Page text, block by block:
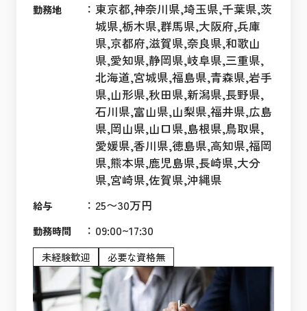
勤務地 ： 東京都,神奈川県,埼玉県,千葉県,茨
城県,栃木県,群馬県,大阪府,兵庫
県,京都府,滋賀県,奈良県,和歌山
県,愛知県,静岡県,岐阜県,三重県,
北海道,宮城県,福島県,青森県,岩手
県,山形県,秋田県,新潟県,長野県,
石川県,富山県,山梨県,福井県,広島
県,岡山県,山口県,島根県,鳥取県,
愛媛県,香川県,徳島県,高知県,福岡
県,熊本県,鹿児島県,長崎県,大分
県,宮崎県,佐賀県,沖縄県
給与 ： 25〜30万円
勤務時間 ： 09:00~17:30
未経験歓迎 必要な資格無